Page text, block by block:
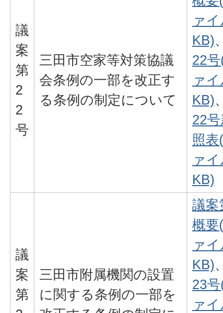
議
案
第
2
2
号
三田市空家等対策協議
会条例の一部を改正す
る条例の制定について
ァ
KB)
22
ァ
KB)
22
照
ァ
KB)
議
案
第
三田市附属機関の設置
に関する条例の一部を
議案
概要
ァ
KB)
23
ァ